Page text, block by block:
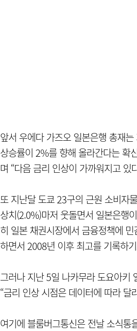
앞서 우에다 가즈오 일본은행 총재
상승률이 2%를 향해 올라간다는 확
며 “다음 금리 인상이 가까워지고 있
또 지난달 도쿄 23구의 근원 소비자
상치(2.0%)마저 웃돌면서 일본은행
히 일본 채권시장에서 금융정책에
하면서 2008년 이후 최고를 기록하
그러나 지난 5일 나카무라 도요아키
“금리 인상 시점은 데이터에 따라 달
여기에 블룸버그통신은 전날 소식